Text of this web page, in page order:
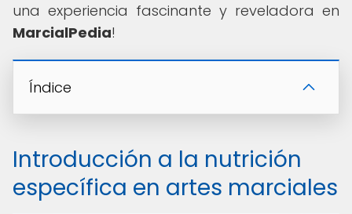
una experiencia fascinante y reveladora en
MarcialPedia!
Índice
Introducción a la nutrición
específica en artes marciales